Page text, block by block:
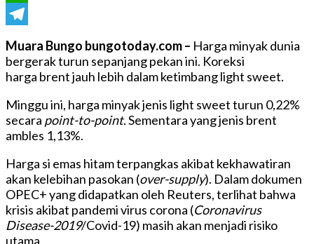
WhatsApp
Muara Bungo bungotoday.com – Harga minyak dunia
bergerak turun sepanjang pekan ini. Koreksi
harga brent jauh lebih dalam ketimbang light sweet.
Minggu ini, harga minyak jenis light sweet turun 0,22%
secara point-to-point. Sementara yang jenis brent
ambles 1,13%.
Harga si emas hitam terpangkas akibat kekhawatiran
akan kelebihan pasokan (over-supply). Dalam dokumen
OPEC+ yang didapatkan oleh Reuters, terlihat bahwa
krisis akibat pandemi virus corona (Coronavirus
Disease-2019/Covid-19) masih akan menjadi risiko
utama.